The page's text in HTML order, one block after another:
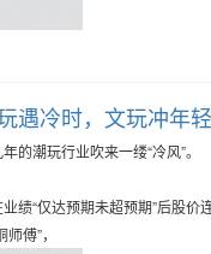
遇冷时，文玩冲年
的潮玩行业吹来一缕“冷风”。
绩“仅达预期未超预期”后股
傅”，